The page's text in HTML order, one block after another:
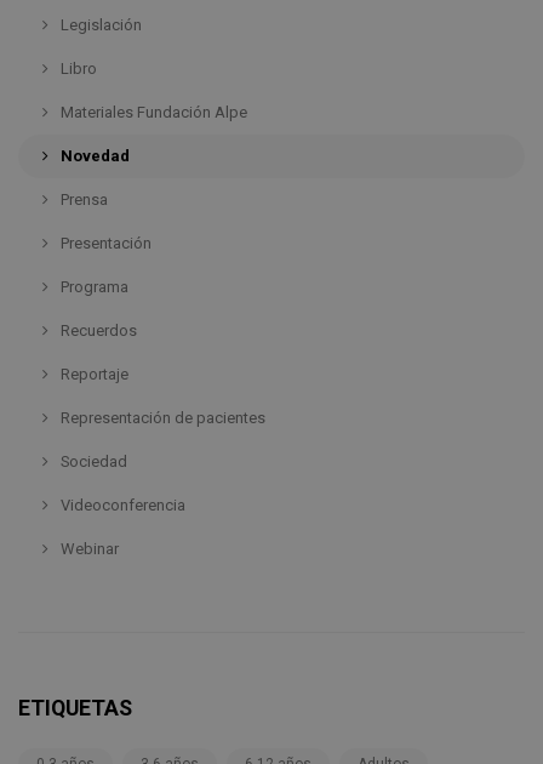
Legislación
Libro
Materiales Fundación Alpe
Novedad
Prensa
Presentación
Programa
Recuerdos
Reportaje
Representación de pacientes
Sociedad
Videoconferencia
Webinar
ETIQUETAS